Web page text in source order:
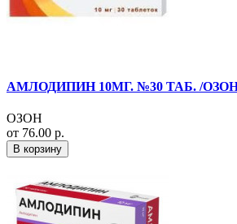
АМЛОДИПИН 10МГ. №30 ТАБ. /
ОЗОН
от 76.00 р.
В корзину